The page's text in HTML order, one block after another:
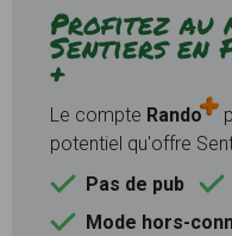
Profitez au
Sentiers en
+
Le compte Rando
potentiel qu'offre
Pas de pub
Mode hors-